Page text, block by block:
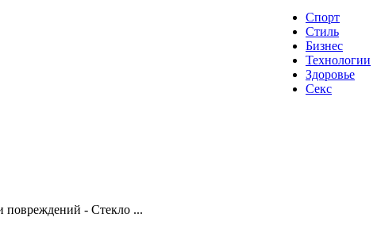
Спорт
Стиль
Бизнес
Технологии
Здоровье
Секс
повреждений - Стекло ...